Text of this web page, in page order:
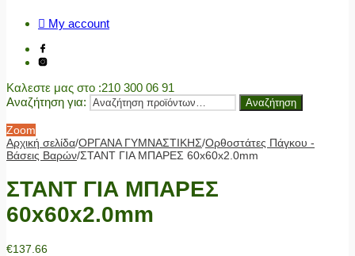
My account
Καλεστε μας στο :210 300 06 91
Αναζήτηση για:
Αναζήτηση
Zoom
Αρχική σελίδα/ΟΡΓΑΝΑ ΓΥΜΝΑΣΤΙΚΗΣ/Ορθοστάτες Πάγκου -
Βάσεις Βαρών/ΣΤΑΝΤ ΓΙΑ ΜΠΑΡΕΣ 60x60x2.0mm
ΣΤΑΝΤ ΓΙΑ ΜΠΑΡΕΣ
60x60x2.0mm
€137.66